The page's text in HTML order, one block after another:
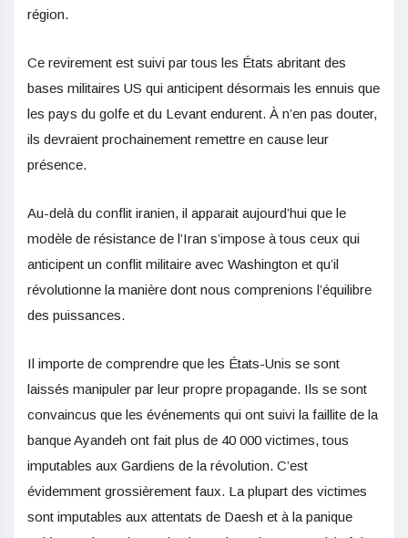
région.
Ce revirement est suivi par tous les États abritant des
bases militaires US qui anticipent désormais les ennuis que
les pays du golfe et du Levant endurent. À n’en pas douter,
ils devraient prochainement remettre en cause leur
présence.
Au-delà du conflit iranien, il apparait aujourd’hui que le
modèle de résistance de l’Iran s’impose à tous ceux qui
anticipent un conflit militaire avec Washington et qu’il
révolutionne la manière dont nous comprenions l’équilibre
des puissances.
Il importe de comprendre que les États-Unis se sont
laissés manipuler par leur propre propagande. Ils se sont
convaincus que les événements qui ont suivi la faillite de la
banque Ayandeh ont fait plus de 40 000 victimes, tous
imputables aux Gardiens de la révolution. C’est
évidemment grossièrement faux. La plupart des victimes
sont imputables aux attentats de Daesh et à la panique